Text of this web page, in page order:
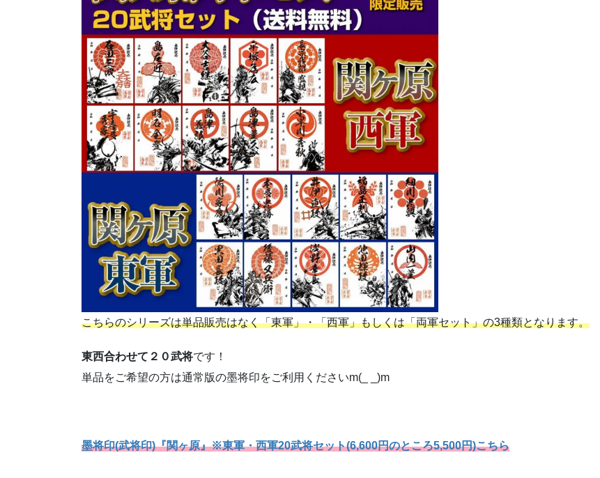
こちらのシリーズは単品販売はなく「東軍」・「西軍」もしくは「両軍セット」の3種類となります。
東西合わせて２０武将です！
単品をご希望の方は通常版の墨将印をご利用くださいm(_ _)m
墨将印(武将印)『関ヶ原』※東軍・西軍20武将セット(6,600円のところ5,500円)こちら